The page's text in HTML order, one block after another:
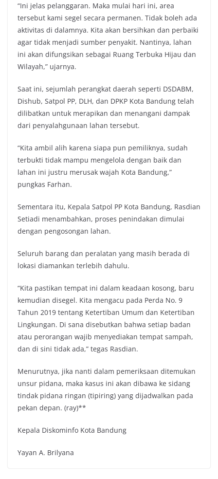
“Ini jelas pelanggaran. Maka mulai hari ini, area
tersebut kami segel secara permanen. Tidak boleh ada
aktivitas di dalamnya. Kita akan bersihkan dan perbaiki
agar tidak menjadi sumber penyakit. Nantinya, lahan
ini akan difungsikan sebagai Ruang Terbuka Hijau dan
Wilayah,” ujarnya.
Saat ini, sejumlah perangkat daerah seperti DSDABM,
Dishub, Satpol PP, DLH, dan DPKP Kota Bandung telah
dilibatkan untuk merapikan dan menangani dampak
dari penyalahgunaan lahan tersebut.
“Kita ambil alih karena siapa pun pemiliknya, sudah
terbukti tidak mampu mengelola dengan baik dan
lahan ini justru merusak wajah Kota Bandung,”
pungkas Farhan.
Sementara itu, Kepala Satpol PP Kota Bandung, Rasdian
Setiadi menambahkan, proses penindakan dimulai
dengan pengosongan lahan.
Seluruh barang dan peralatan yang masih berada di
lokasi diamankan terlebih dahulu.
“Kita pastikan tempat ini dalam keadaan kosong, baru
kemudian disegel. Kita mengacu pada Perda No. 9
Tahun 2019 tentang Ketertiban Umum dan Ketertiban
Lingkungan. Di sana disebutkan bahwa setiap badan
atau perorangan wajib menyediakan tempat sampah,
dan di sini tidak ada,” tegas Rasdian.
Menurutnya, jika nanti dalam pemeriksaan ditemukan
unsur pidana, maka kasus ini akan dibawa ke sidang
tindak pidana ringan (tipiring) yang dijadwalkan pada
pekan depan. (ray)**
Kepala Diskominfo Kota Bandung
Yayan A. Brilyana